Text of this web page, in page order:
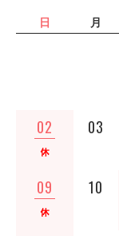
日 月
02 03
09 10